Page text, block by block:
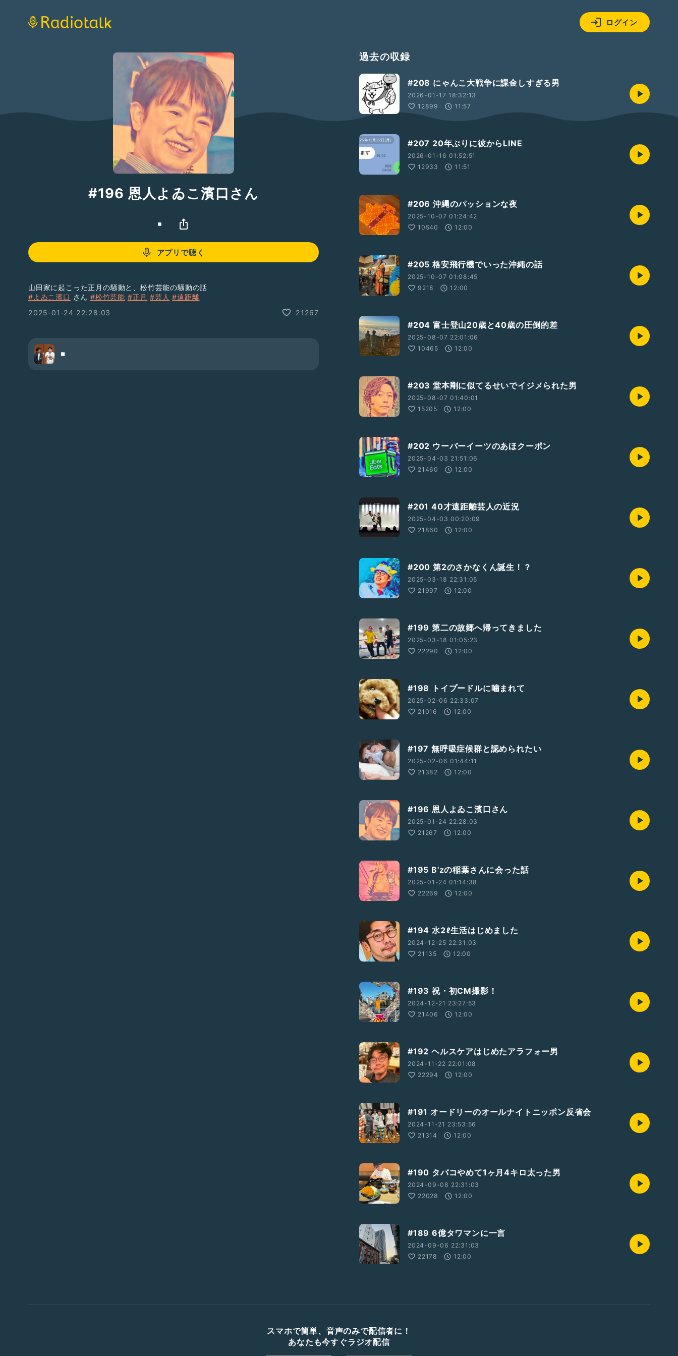
ログイン
#196 恩人よゐこ濱口さん
◾️
アプリで聴く
山田家に起こった正月の騒動と、松竹芸能の騒動の話
#よゐこ濱口 さん#松竹芸能 #正月 #芸人 #遠距離
2025-01-24 22:28:03
21267
◾️
過去の収録
#208 にゃんこ大戦争に課金しすぎる男
2026-01-17 18:32:13
12899
11:57
#207 20年ぶりに彼からLINE
2026-01-16 01:52:51
12933
11:51
#206 沖縄のパッションな夜
2025-10-07 01:24:42
10540
12:00
#205 格安飛行機でいった沖縄の話
2025-10-07 01:08:45
9218
12:00
#204 富士登山20歳と40歳の圧倒的差
2025-08-07 22:01:06
10465
12:00
#203 堂本剛に似てるせいでイジメられた男
2025-08-07 01:40:01
15205
12:00
#202 ウーバーイーツのあほクーポン
2025-04-03 21:51:06
21460
12:00
#201 40才遠距離芸人の近況
2025-04-03 00:20:09
21860
12:00
#200 第2のさかなくん誕生！？
2025-03-18 22:31:05
21997
12:00
#199 第二の故郷へ帰ってきました
2025-03-18 01:05:23
22290
12:00
#198 トイプードルに噛まれて
2025-02-06 22:33:07
21016
12:00
#197 無呼吸症候群と認められたい
2025-02-06 01:44:11
21382
12:00
#196 恩人よゐこ濱口さん
2025-01-24 22:28:03
21267
12:00
#195 B'zの稲葉さんに会った話
2025-01-24 01:14:38
22269
12:00
#194 水2ℓ生活はじめました
2024-12-25 22:31:03
21135
12:00
#193 祝・初CM撮影！
2024-12-21 23:27:53
21406
12:00
#192 ヘルスケアはじめたアラフォー男
2024-11-22 22:01:08
22294
12:00
#191 オードリーのオールナイトニッポン反省会
2024-11-21 23:53:56
21314
12:00
#190 タバコやめて1ヶ月4キロ太った男
2024-09-08 22:31:03
22028
12:00
#189 6億タワマンに一言
2024-09-06 22:31:03
22178
12:00
スマホで簡単、音声のみで配信者に！
あなたも今すぐラジオ配信